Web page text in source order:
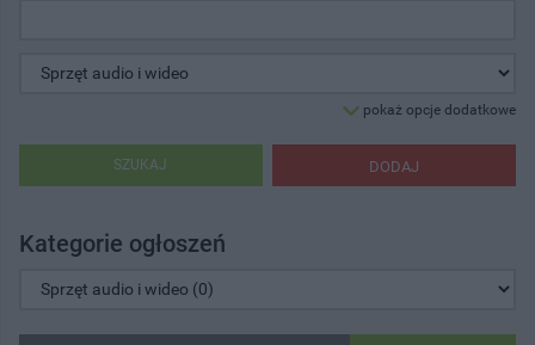
pokaż opcje dodatkowe
DODAJ
SZUKAJ
Kategorie ogłoszeń